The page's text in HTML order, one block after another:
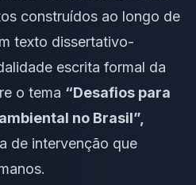
construídos ao longo de
texto dissertativo-
escrita formal da
o tema “Desafios para
no Brasil”,
de intervenção que